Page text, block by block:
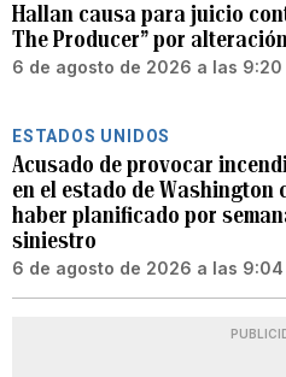
Hallan causa para juicio
The Producer” por
6 de agosto de 2026 a las 9:20
ESTADOS UNIDOS
Acusado de provocar
en el estado de Washington
haber planificado por
siniestro
6 de agosto de 2026 a las 9:04